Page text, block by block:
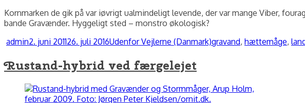
Kornmarken de gik på var iøvrigt ualmindeligt levende, der var mange Viber,
bande Gravænder. Hyggeligt sted – monstro økologisk?
Forfatter
adminUdgivet
2. juni 201126. juli 2016Kategorier
Udenfor Vejlerne (Danmark)Tags
gravand, hættemåge,
Rustand-hybrid ved færgelejet